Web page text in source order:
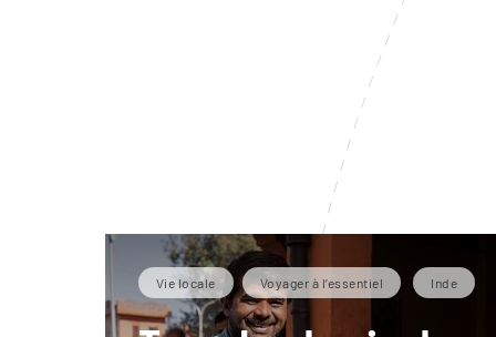
Vie locale Voyager à l’essentiel Inde